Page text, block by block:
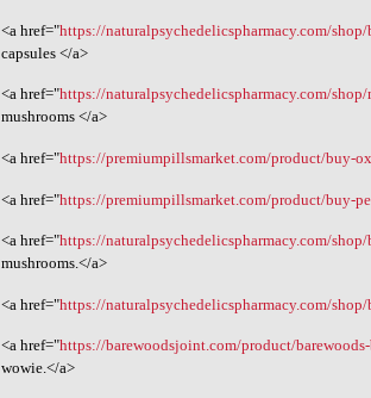
<a href="https://naturalpsychedelicspharmacy.com/
capsules </a>
<a href="https://naturalpsychedelicspharmacy.com/
mushrooms </a>
<a href="https://premiumpillsmarket.com/product/buy-
<a href="https://premiumpillsmarket.com/product/buy-
<a href="https://naturalpsychedelicspharmacy.com/
mushrooms.</a>
<a href="https://naturalpsychedelicspharmacy.com/
<a href="https://barewoodsjoint.com/product/
wowie.</a>